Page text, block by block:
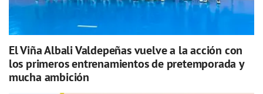
El Viña Albali Valdepeñas vuelve a la acción con
los primeros entrenamientos de pretemporada y
mucha ambición